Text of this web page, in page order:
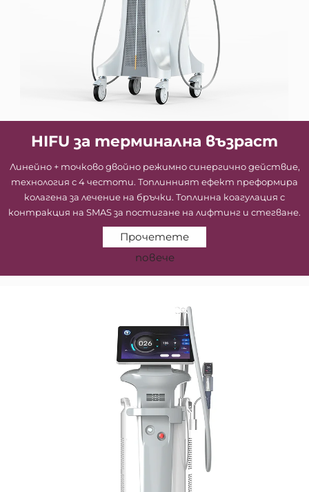
HIFU за терминална възраст
Линейно + точково двойно режимно синергично действие,
технология с 4 честоти. Топлинният ефект преформира
колагена за лечение на бръчки. Топлинна коагулация с
контракция на SMAS за постигане на лифтинг и стегване.
Прочетете
повече